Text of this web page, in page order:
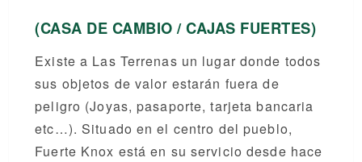
(CASA DE CAMBIO / CAJAS FUERTES)
Existe a Las Terrenas un lugar donde todos
sus objetos de valor estarán fuera de
peligro (Joyas, pasaporte, tarjeta bancaria
etc…). Situado en el centro del pueblo,
Fuerte Knox está en su servicio desde hace